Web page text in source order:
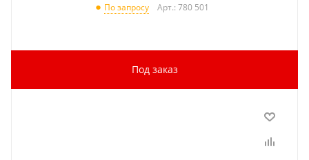
По запросу Арт.: 780 501
Под заказ